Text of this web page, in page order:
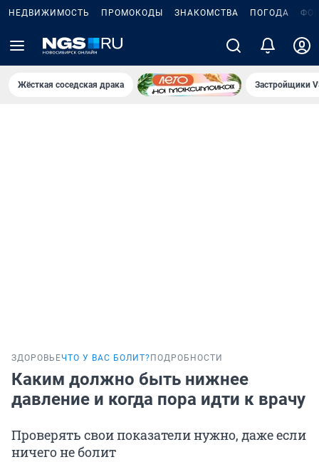
НЕДВИЖИМОСТЬ ПРОМОКОДЫ ЗНАКОМСТВА ПОГОДА
Жёсткая соседская драка Застройщики
ЗДОРОВЬЕЧТО У ВАС БОЛИТ? ПОДРОБНОСТИ
Каким должно быть нижнее
давление и когда пора идти к врачу
Проверять свои показатели нужно, даже если
ничего не болит